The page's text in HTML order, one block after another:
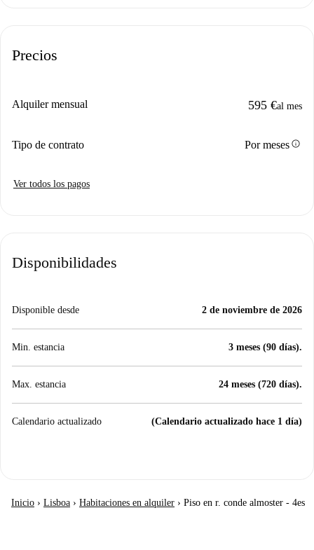
Precios
Alquiler mensual 595 €al mes
Tipo de contrato Por mesesinfo
Ver todos los pagos
Disponibilidades
Disponible desde 2 de noviembre de 2026
Min. estancia 3 meses (90 días).
Max. estancia 24 meses (720 días).
Calendario actualizado (Calendario actualizado hace 1 día)
Inicio › Lisboa › Habitaciones en alquiler › Piso en r. conde almoster - 4es